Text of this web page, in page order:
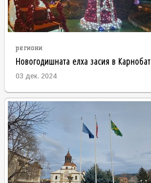
региони
Новогодишната елха засия в Карнобат
03 дек. 2024